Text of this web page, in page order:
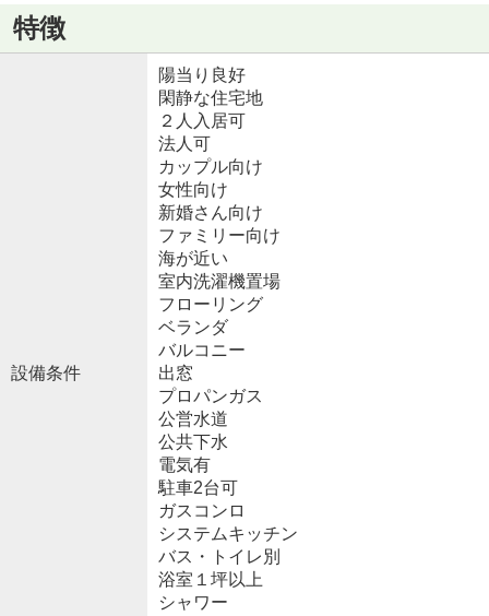
特徴
設備条件
陽当り良好
閑静な住宅地
２人入居可
法人可
カップル向け
女性向け
新婚さん向け
ファミリー向け
海が近い
室内洗濯機置場
フローリング
ベランダ
バルコニー
出窓
プロパンガス
公営水道
公共下水
電気有
駐車2台可
ガスコンロ
システムキッチン
バス・トイレ別
浴室１坪以上
シャワー